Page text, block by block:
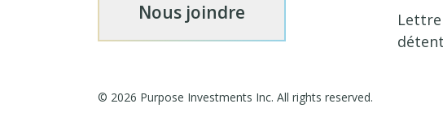
Nous joindre
© 2026 Purpose Investments Inc. All rights reserved.